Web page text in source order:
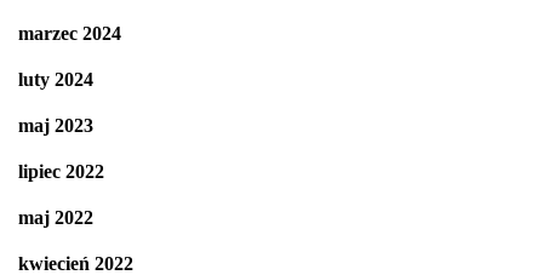
marzec 2024
luty 2024
maj 2023
lipiec 2022
maj 2022
kwiecień 2022